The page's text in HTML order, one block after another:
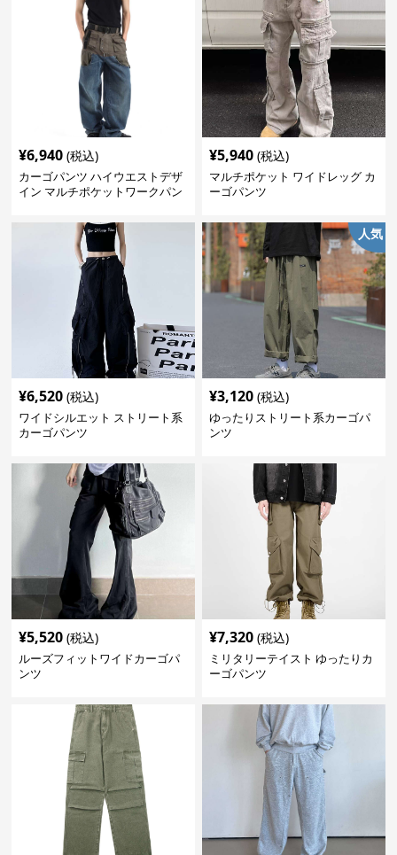
¥6,940 (税込)
カーゴパンツ ハイウエストデザ
イン マルチポケットワークパン
¥5,940 (税込)
マルチポケット ワイドレッグ カ
ーゴパンツ
¥6,520 (税込)
ワイドシルエット ストリート系
カーゴパンツ
人気
¥3,120 (税込)
ゆったりストリート系カーゴパ
ンツ
¥5,520 (税込)
ルーズフィットワイドカーゴパ
ンツ
¥7,320 (税込)
ミリタリーテイスト ゆったりカ
ーゴパンツ